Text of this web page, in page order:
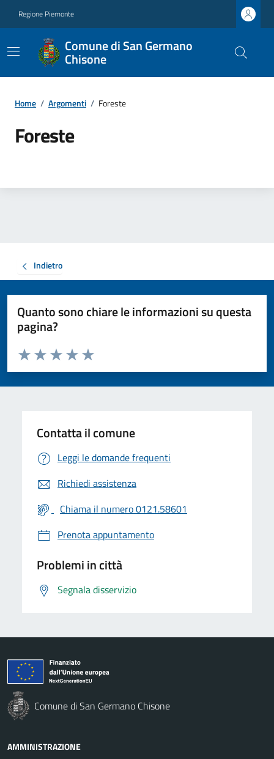
Regione Piemonte
Comune di San Germano
Chisone
Home / Argomenti / Foreste
Foreste
Indietro
Quanto sono chiare le informazioni su questa
pagina?
Valuta da 1 a 5 stelle la pagina
Valuta 5 stelle su 5
Valuta 4 stelle su 5
Valuta 3 stelle su 5
Valuta 2 stelle su 5
Valuta 1 stelle su 5
Contatta il comune
Leggi le domande frequenti
Richiedi assistenza
Chiama il numero 0121.58601
Prenota appuntamento
Problemi in città
Segnala disservizio
Comune di San Germano Chisone
AMMINISTRAZIONE